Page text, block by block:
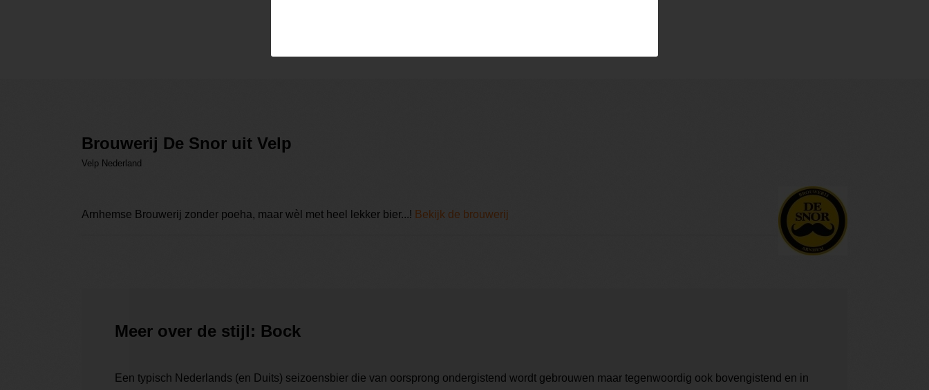
Brouwerij De Snor uit Velp
Velp Nederland
Arnhemse Brouwerij zonder poeha, maar wèl met heel lekker bier...! Bekijk de brouwerij
Meer over de stijl: Bock
Een typisch Nederlands (en Duits) seizoensbier die van oorsprong ondergistend wordt gebrouwen maar tegenwoordig ook bovengistend en in